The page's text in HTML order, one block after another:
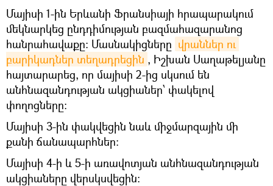
Մայիսի 1-ին Երևանի Ֆրանսիայի հրապարակում
մեկնարկեց ընդդիմության բազմահազարանոց
հանրահավաքը։ Մասնակիցները վրաններ ու
բարիկադներ տեղադրեցին , Իշխան Սաղաթելյանը
հայտարարեց, որ մայիսի 2-ից սկսում են
անհնազանդության ակցիաներ՝ փակելով
փողոցները։
Մայիսի 3-ին փակվեցին նաև միջմարզային մի
քանի ճանապարհներ։
Մայիսի 4-ի և 5-ի առավոտյան անհնազանդության
ակցիաները վերսկսվեցին։